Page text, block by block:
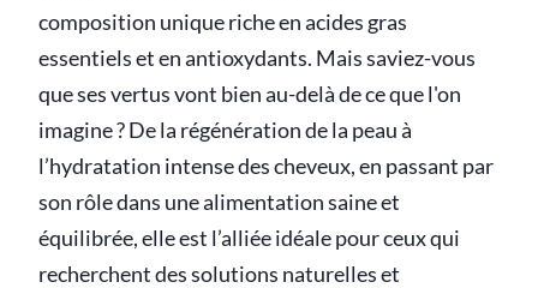
composition unique riche en acides gras
essentiels et en antioxydants. Mais saviez-vous
que ses vertus vont bien au-delà de ce que l'on
imagine ? De la régénération de la peau à
l’hydratation intense des cheveux, en passant par
son rôle dans une alimentation saine et
équilibrée, elle est l’alliée idéale pour ceux qui
recherchent des solutions naturelles et